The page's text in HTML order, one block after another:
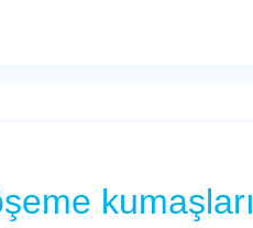
kumaşları